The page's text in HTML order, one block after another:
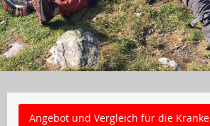
Angebot und Vergleich für die